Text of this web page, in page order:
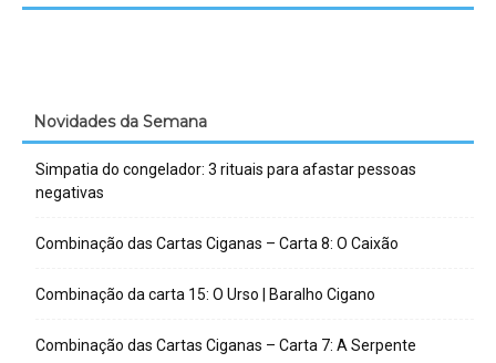
Novidades da Semana
Simpatia do congelador: 3 rituais para afastar pessoas
negativas
Combinação das Cartas Ciganas – Carta 8: O Caixão
Combinação da carta 15: O Urso | Baralho Cigano
Combinação das Cartas Ciganas – Carta 7: A Serpente